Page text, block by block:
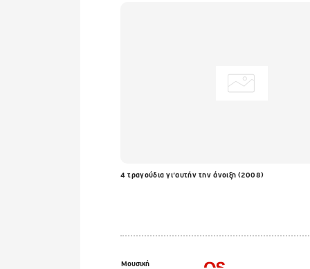
4 τραγούδια γι’αυτήν την άνοιξη (2008)
Μουσική